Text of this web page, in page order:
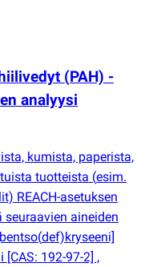
(PAH) -
analyysi
kumista, paperista,
tuotteista (esim.
REACH-asetuksen
aineiden
(def)kryseeni]
[CAS: 192-97-2] ,